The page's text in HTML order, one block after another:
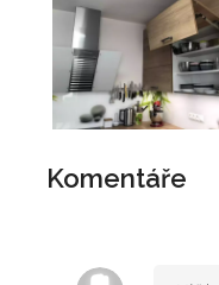
Komentáře